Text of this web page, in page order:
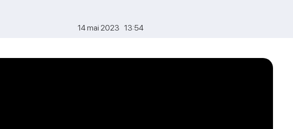
14 mai 2023 13:54